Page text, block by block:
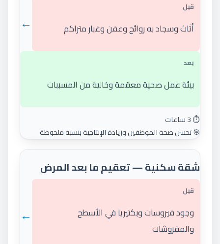
قبل
أثاث وسجاد به روائح وعفن وغبار متراكم ←
بعد
بيئة عمل صحية معقمة وخالية من المسببات
⏱️ 3 ساعات
🎯 تحسن صحة الموظفين وزيادة الإنتاجية بنسبة ملحوظة
شقة سكنية — تعقيم ما بعد المرض
قبل
وجود فيروسات وبكتيريا في الأسطح
والمفروشات
←